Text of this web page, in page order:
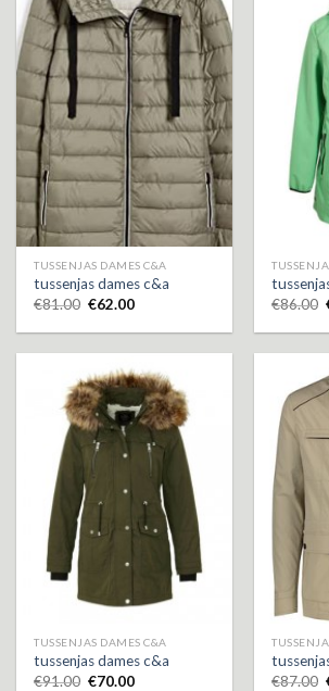
TUSSENJAS DAMES C&A
tussenjas dames c&a
€81.00 €62.00
€86.00
TUSSENJAS DAMES C&A
tussenjas dames c&a
€91.00 €70.00
€87.00